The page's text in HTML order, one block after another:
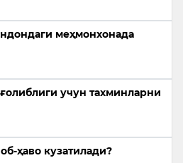
меҳмонхонада
учун тахминларни
ҳаво кузатилади?